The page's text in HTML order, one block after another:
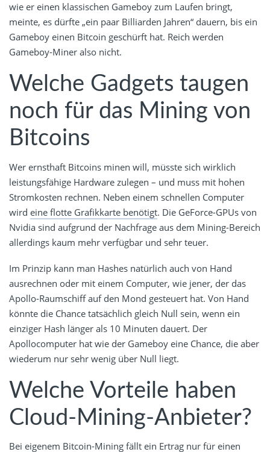
wie er einen klassischen Gameboy zum Laufen bringt,
meinte, es dürfte „ein paar Billiarden Jahren“ dauern, bis ein
Gameboy einen Bitcoin geschürft hat. Reich werden
Gameboy-Miner also nicht.
Welche Gadgets taugen
noch für das Mining von
Bitcoins
Wer ernsthaft Bitcoins minen will, müsste sich wirklich
leistungsfähige Hardware zulegen – und muss mit hohen
Stromkosten rechnen. Neben einem schnellen Computer
wird eine flotte Grafikkarte benötigt. Die GeForce-GPUs von
Nvidia sind aufgrund der Nachfrage aus dem Mining-Bereich
allerdings kaum mehr verfügbar und sehr teuer.
Im Prinzip kann man Hashes natürlich auch von Hand
ausrechnen oder mit einem Computer, wie jener, der das
Apollo-Raumschiff auf den Mond gesteuert hat. Von Hand
könnte die Chance tatsächlich gleich Null sein, wenn ein
einziger Hash länger als 10 Minuten dauert. Der
Apollocomputer hat wie der Gameboy eine Chance, die aber
wiederum nur sehr wenig über Null liegt.
Welche Vorteile haben
Cloud-Mining-Anbieter?
Bei eigenem Bitcoin-Mining fällt ein Ertrag nur für einen